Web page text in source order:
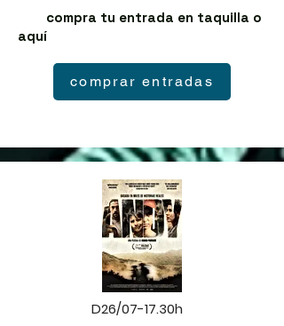
compra tu entrada en taquilla o
aquí
comprar entradas
D26/07-17.30h